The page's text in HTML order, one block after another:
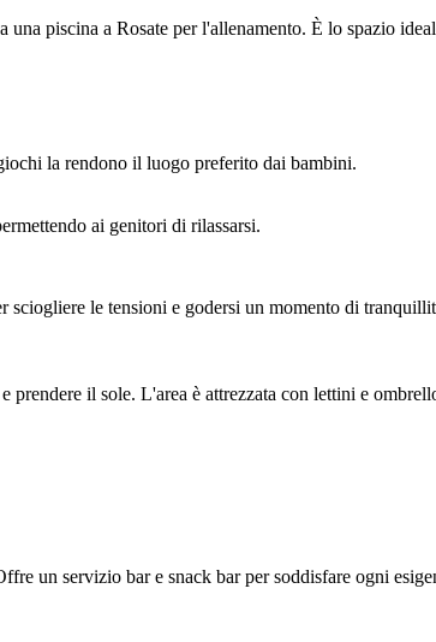
piscina a Rosate per l'allenamento. È lo spazio
la rendono il luogo preferito dai bambini.
ai genitori di rilassarsi.
sciogliere le tensioni e godersi un momento di
prendere il sole. L'area è attrezzata con lettini e
un servizio bar e snack bar per soddisfare ogni